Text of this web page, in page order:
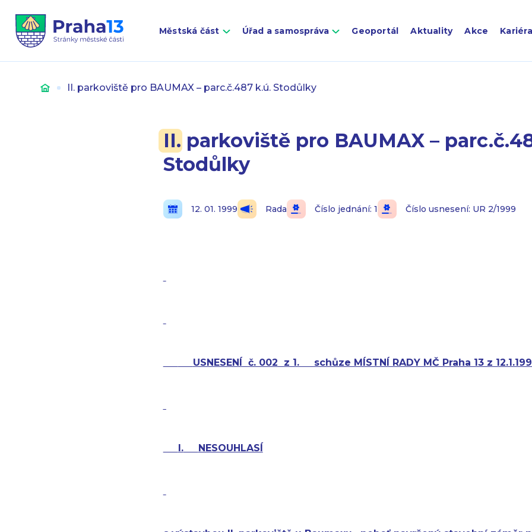
Městská část Úřad a samospráva Geoportál Aktuality Akce Kariéra
Úvod II. parkoviště pro BAUMAX – parc.č.487 k.ú. Stodůlky
II. parkoviště pro BAUMAX –
Stodůlky
12. 01. 1999 Rada Číslo jednání: 1 Číslo usnesení: UR 2/1999
USNESENÍ č. 002 z 1. schůze MÍSTNÍ RADY MČ Praha 13 z
I. NESOUHLASÍ